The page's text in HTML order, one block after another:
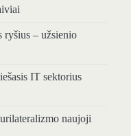
ryšius – užsienio
IT sektorius
naujoji